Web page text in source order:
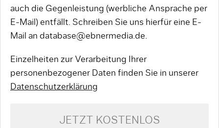
auch die Gegenleistung (werbliche Ansprache per
E-Mail) entfällt. Schreiben Sie uns hierfür eine E-
Mail an database@ebnermedia.de.
Einzelheiten zur Verarbeitung Ihrer
personenbezogener Daten finden Sie in unserer
Datenschutzerklärung
JETZT KOSTENLOS